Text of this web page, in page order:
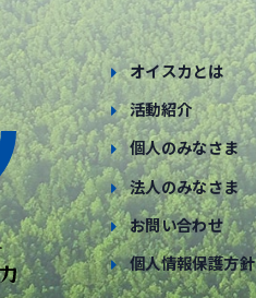
オイスカとは
活動紹介
個人のみなさま
法人のみなさま
お問い合わせ
個人情報保護方針